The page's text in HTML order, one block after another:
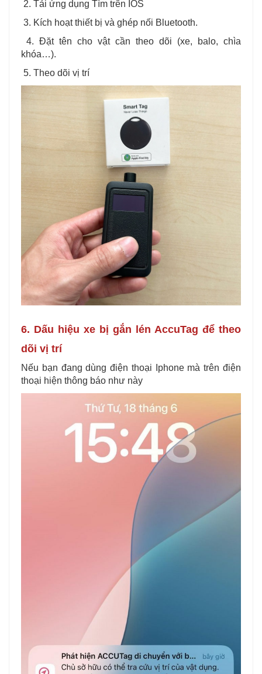
2. Tải ứng dụng Tìm trên IOS
3. Kích hoạt thiết bị và ghép nối Bluetooth.
4. Đặt tên cho vật cần theo dõi (xe, balo, chìa
khóa…).
5. Theo dõi vị trí
6. Dấu hiệu xe bị gắn lén AccuTag để theo
dõi vị trí
Nếu bạn đang dùng điện thoại Iphone mà trên điện
thoại hiện thông báo như này